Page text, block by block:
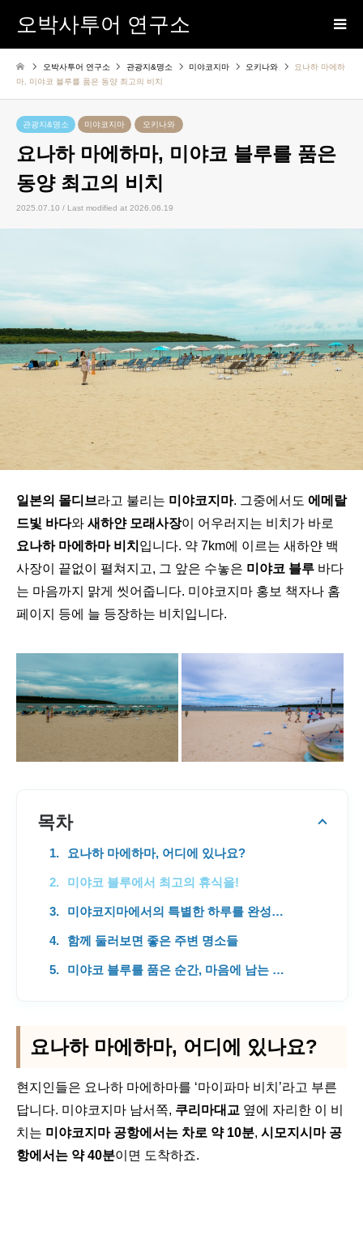
오박사투어 연구소
오박사투어 연구소 관광지&명소 미야코지마 오키나와
요나하 마에하
마, 미야코 블루를 품은 동양 최고의 비치
관광지&명소 미야코지마 오키나와
요나하 마에하마, 미야코 블루를 품은
동양 최고의 비치
2025.07.10 / Last modified at 2026.06.19
일본의 몰디브라고 불리는 미야코지마. 그중에서도 에메랄
드빛 바다와 새하얀 모래사장이 어우러지는 비치가 바로
요나하 마에하마 비치 입니다. 약 7km에 이르는 새하얀 백
사장이 끝없이 펼쳐지고, 그 앞은 수놓은 미야코 블루 바다
는 마음까지 맑게 씻어줍니다. 미야코지마 홍보 책자나 홈
페이지 등에 늘 등장하는 비치입니다.
목차
요나하 마에하마, 어디에 있나요?
미야코 블루에서 최고의 휴식을!
미야코지마에서의 특별한 하루를 완성하는 액티비티
함께 둘러보면 좋은 주변 명소들
미야코 블루를 품은 순간, 마음에 남는 여행
요나하 마에하마, 어디에 있나요?
현지인들은 요나하 마에하마를 ‘마이파마 비치’라고 부른
답니다. 미야코지마 남서쪽, 쿠리마대교 옆에 자리한 이 비
치는 미야코지마 공항에서는 차로 약 10분, 시모지시마 공
항에서는 약 40분이면 도착하죠.